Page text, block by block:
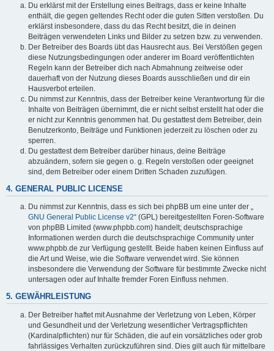
Du erklärst mit der Erstellung eines Beitrags, dass er keine Inhalte
enthält, die gegen geltendes Recht oder die guten Sitten verstoßen. Du
erklärst insbesondere, dass du das Recht besitzt, die in deinen
Beiträgen verwendeten Links und Bilder zu setzen bzw. zu verwenden.
Der Betreiber des Boards übt das Hausrecht aus. Bei Verstößen gegen
diese Nutzungsbedingungen oder anderer im Board veröffentlichten
Regeln kann der Betreiber dich nach Abmahnung zeitweise oder
dauerhaft von der Nutzung dieses Boards ausschließen und dir ein
Hausverbot erteilen.
Du nimmst zur Kenntnis, dass der Betreiber keine Verantwortung für die
Inhalte von Beiträgen übernimmt, die er nicht selbst erstellt hat oder die
er nicht zur Kenntnis genommen hat. Du gestattest dem Betreiber, dein
Benutzerkonto, Beiträge und Funktionen jederzeit zu löschen oder zu
sperren.
Du gestattest dem Betreiber darüber hinaus, deine Beiträge
abzuändern, sofern sie gegen o. g. Regeln verstoßen oder geeignet
sind, dem Betreiber oder einem Dritten Schaden zuzufügen.
4. GENERAL PUBLIC LICENSE
Du nimmst zur Kenntnis, dass es sich bei phpBB um eine unter der „
GNU General Public License v2“ (GPL) bereitgestellten Foren-Software
von phpBB Limited (www.phpbb.com) handelt; deutschsprachige
Informationen werden durch die deutschsprachige Community unter
www.phpbb.de zur Verfügung gestellt. Beide haben keinen Einfluss auf
die Art und Weise, wie die Software verwendet wird. Sie können
insbesondere die Verwendung der Software für bestimmte Zwecke nicht
untersagen oder auf Inhalte fremder Foren Einfluss nehmen.
5. GEWÄHRLEISTUNG
Der Betreiber haftet mit Ausnahme der Verletzung von Leben, Körper
und Gesundheit und der Verletzung wesentlicher Vertragspflichten
(Kardinalpflichten) nur für Schäden, die auf ein vorsätzliches oder grob
fahrlässiges Verhalten zurückzuführen sind. Dies gilt auch für mittelbare